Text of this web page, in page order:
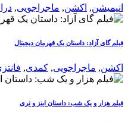
انیمیشن, اکشن, ماجراجویی,
فیلم گای آزاد: داستان یک قهرمان دیجیتال
اکشن, ماجراجویی, کمدی,
فیلم هزار و یک شب: داستان اینز و تری